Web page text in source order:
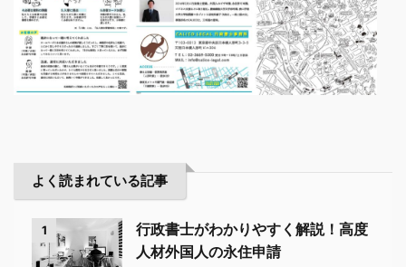
よく読まれている記事
1
行政書士がわかりやすく解説！高度
人材外国人の永住申請